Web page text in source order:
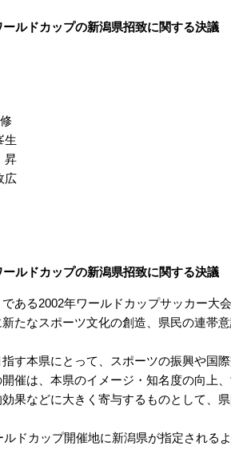
ルドカップの新潟県招致に関する決議
ルドカップの新潟県招致に関する決議
ある2002年ワールドカップサッカー大
たなスポーツ文化の創造、県民の連帯
す本県にとって、スポーツの振興や国
催は、本県のイメージ・知名度の向上
果などに大きく寄与するものとして、
ドカップ開催地に新潟県が指定される